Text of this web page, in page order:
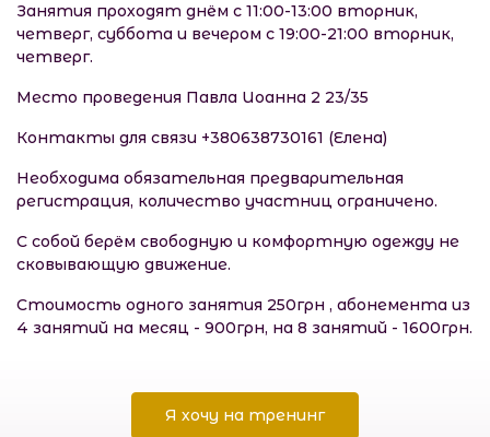
Занятия проходят днём с 11:00-13:00 вторник,
четверг, суббота и вечером с 19:00-21:00 вторник,
четверг.
Место проведения Павла Иоанна 2 23/35
Контакты для связи +380638730161 (Елена)
Необходима обязательная предварительная
регистрация, количество участниц ограничено.
С собой берём свободную и комфортную одежду не
сковывающую движение.
Стоимость одного занятия 250грн , абонемента из
4 занятий на месяц - 900грн, на 8 занятий - 1600грн.
Я хочу на тренинг